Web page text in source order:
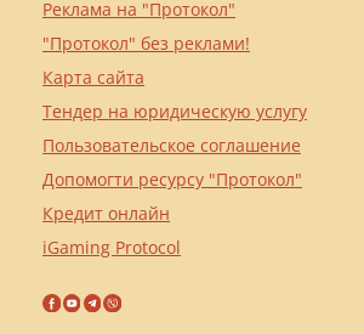
Реклама на "Протокол"
"Протокол" без реклами!
Карта сайта
Тендер на юридическую услугу
Пользовательское соглашение
Допомогти ресурсу "Протокол"
Кредит онлайн
iGaming Protocol